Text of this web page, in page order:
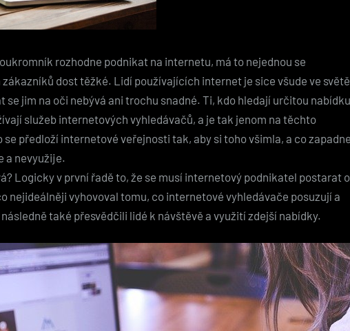
rozhodne podnikat na internetu, má to nejednou se
dost těžké. Lidí používajících internet je sice všude ve světě
se jim na oči nebývá ani trochu snadné. Ti, kdo hledají určitou
služeb internetových vyhledávačů, a je tak jenom na těchto
předloží internetové veřejnosti tak, aby si toho všimla, a co zapadne
a nevyužije.
Logicky v první řadě to, že se musí internetový podnikatel postarat o
nejideálněji vyhovoval tomu, co internetové vyhledávače posuzují a
také přesvědčili lidé k návštěvě a využití zdejší nabídky.